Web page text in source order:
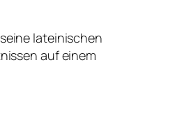
lateinischen
auf einem